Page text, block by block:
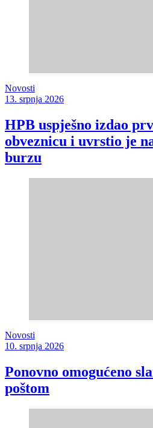
Novosti
13. srpnja 2026
HPB uspješno izdao
obveznicu i uvrstio je
burzu
Novosti
10. srpnja 2026
Ponovno omogućeno
poštom